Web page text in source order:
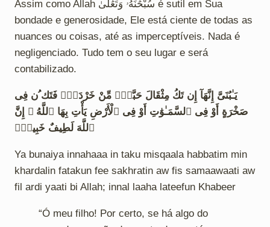
Assim como Allah سُبْحَٰنَهُۥ وَتَعَٰلَىٰ é sutil em Sua
bondade e generosidade, Ele está ciente de todas as
nuances ou coisas, até as imperceptíveis. Nada é
negligenciado. Tudo tem o seu lugar e será
contabilizado.
يَـٰبُنَىَّ إِنَّهَآ إِن تَكُ مِثْقَالَ حَبَّةٍۢ مِّنْ خَرْدَلٍۢ فَتَك ُن فِى
صَخْرَةٍ أَوْ فِى ٱلسَّمَـٰوَٰتِ أَوْ فِى ٱلْأَرْضِ يَأْتِ بِهَا ٱللَّهُ ۚ إِنَّ
ٱللَّهَ لَطِيفٌ خَبِيرٌۭ
Ya bunaiya innahaaa in taku misqaala habbatim min
khardalin fatakun fee sakhratin aw fis samaawaati aw
fil ardi yaati bi Allah; innal laaha lateefun Khabeer
“Ó meu filho! Por certo, se há algo do